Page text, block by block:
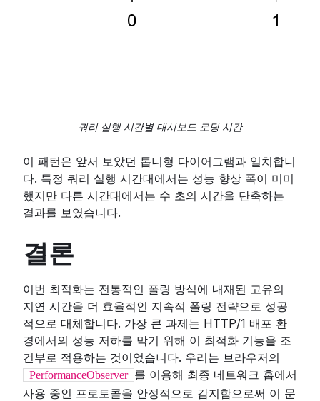
쿼리 실행 시간별 대시보드 로딩 시간
이 패턴은 앞서 보았던 톱니형 다이어그램과 일치합니
다. 특정 쿼리 실행 시간대에서는 성능 향상 폭이 미미
했지만 다른 시간대에서는 수 초의 시간을 단축하는
결과를 보였습니다.
결론
이번 최적화는 전통적인 폴링 방식에 내재된 고유의
지연 시간을 더 효율적인 지속적 폴링 전략으로 성공
적으로 대체합니다. 가장 큰 과제는 HTTP/1 배포 환
경에서의 성능 저하를 막기 위해 이 최적화 기능을 조
건부로 적용하는 것이었습니다. 우리는 브라우저의
PerformanceObserver 를 이용해 최종 네트워크 홉에서
사용 중인 프로토콜을 안정적으로 감지함으로써 이 문